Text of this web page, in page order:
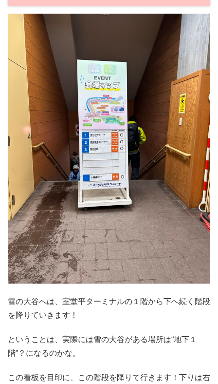
雪の大谷へは、室堂平ターミナルの１階から下へ続く階段
を降りていきます！
ということは、実際には雪の大谷がある場所は“地下１
階”？になるのかな。
この看板を目印に、この階段を降りて行きます！下りは右